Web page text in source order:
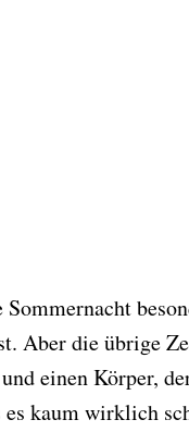
Aber die übrige
einen Körper,
kaum wirklich